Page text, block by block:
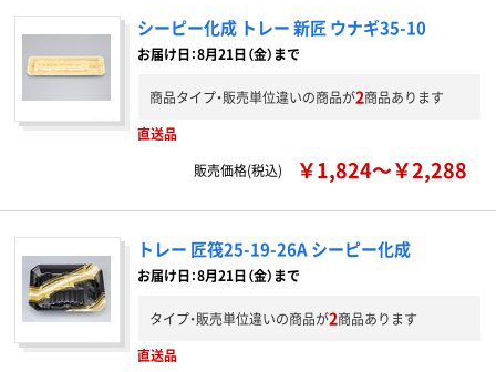
シーピー化成 トレー 新匠 ウナギ35-10
お届け日：8月21日（金）まで
商品タイプ・販売単位違いの商品が2商品あります
直送品
販売価格(税込)
￥1,824～￥2,288
トレー 匠筏25-19-26A シーピー化成
お届け日：8月21日（金）まで
タイプ・販売単位違いの商品が2商品あります
直送品